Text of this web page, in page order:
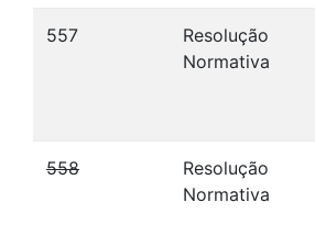
557
Resolução
Normativa
558
Resolução
Normativa